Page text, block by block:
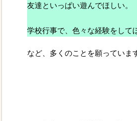
友達といっぱい遊んでほしい。
学校行事で、色々な経験をして
など、多くのことを願っていま